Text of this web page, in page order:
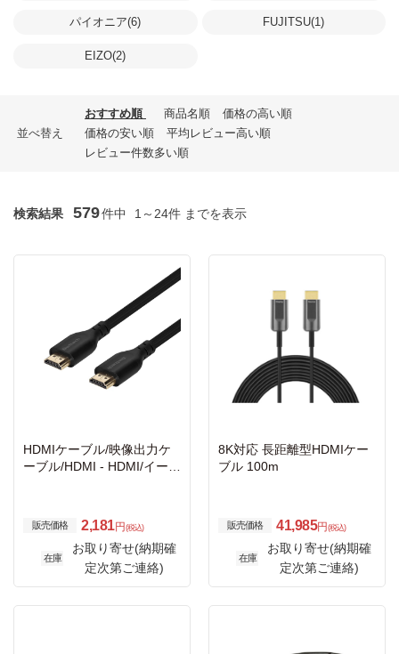
パイオニア(6) FUJITSU(1)
EIZO(2)
並べ替え
おすすめ順 商品名順
価格の高い順
価格の安い順
平均レビュー高い順
レビュー件数多い順
検索結果 579件中 1～24件 までを表示
HDMIケーブル/映像出力ケ
ーブル/HDMI - HDMI/イーサ
販売価格 2,181円 (税込)
在庫
お取り寄せ(納期確
定次第ご連絡)
8K対応 長距離型HDMIケー
ブル 100m
販売価格 41,985円 (税込)
在庫
お取り寄せ(納期確
定次第ご連絡)